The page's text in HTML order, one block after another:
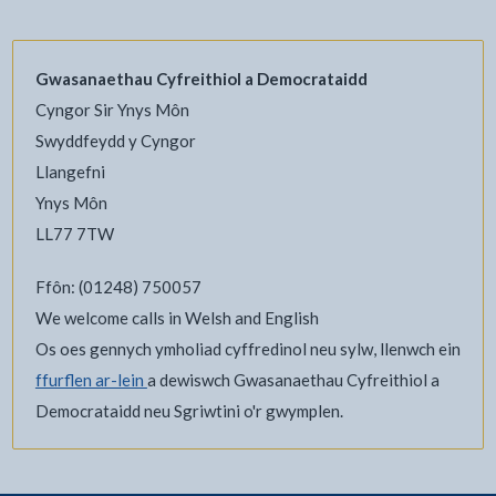
Gwasanaethau Cyfreithiol a Democrataidd
Cyngor Sir Ynys Môn
Swyddfeydd y Cyngor
Llangefni
Ynys Môn
LL77 7TW
Ffôn: (01248) 750057
We welcome calls in Welsh and English
Os oes gennych ymholiad cyffredinol neu sylw, llenwch ein
ffurflen ar-lein a dewiswch Gwasanaethau Cyfreithiol a
Democrataidd neu Sgriwtini o'r gwymplen.